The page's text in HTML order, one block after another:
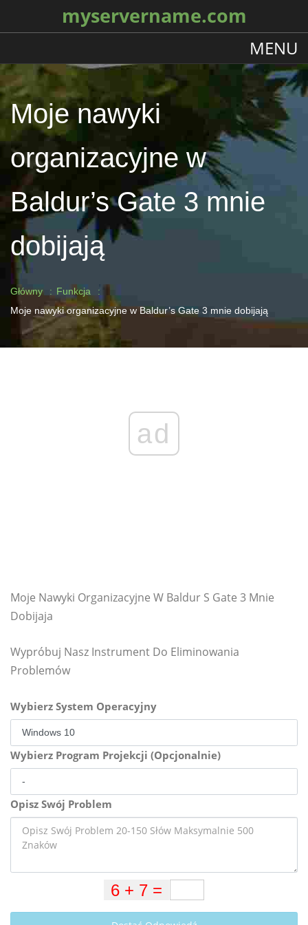
myservername.com
MENU
Moje nawyki
organizacyjne w
Baldur’s Gate 3 mnie
dobijają
Główny
Funkcja
Moje nawyki organizacyjne w Baldur’s Gate 3 mnie dobijają
ad
Moje Nawyki Organizacyjne W Baldur S Gate 3 Mnie
Dobijaja
Wypróbuj Nasz Instrument Do Eliminowania
Problemów
Wybierz System Operacyjny
Wybierz Program Projekcji (Opcjonalnie)
Opisz Swój Problem